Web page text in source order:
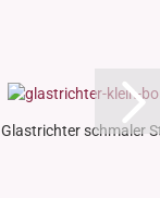
Glastrichter schmaler